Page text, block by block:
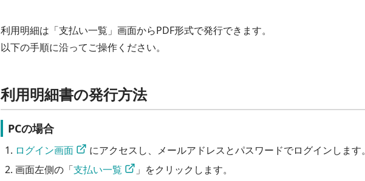
利用明細は「支払い一覧」画面からPDF形式で発行できます。
以下の手順に沿ってご操作ください。
利用明細書の発行方法
PCの場合
ログイン画面
にアクセスし、メールアドレスとパスワードでログインします。
画面左側の「支払い一覧
」をクリックします。